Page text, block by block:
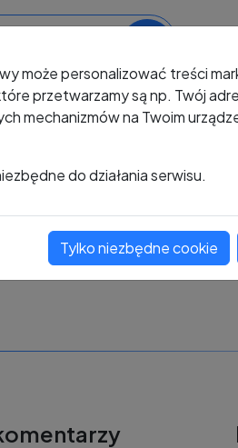
615
Oceń ten numer
może personalizować treści
przetwarzamy są np. Twój
mechanizmów na Twoim
do działania serwisu.
Tylko niezbędne cookie